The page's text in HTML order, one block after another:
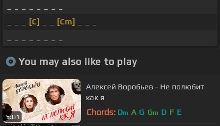
[C] [Cm]
You may also like to play
5:01
Алексей Воробьев - Не полюбит
как я
Chords: Dm A G Gm D F E